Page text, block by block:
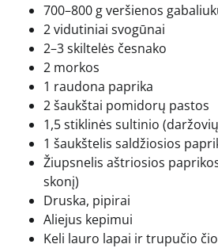
700–800 g veršienos
2 vidutiniai svogūnai
2–3 skiltelės česnako
2 morkos
1 raudona paprika
2 šaukštai pomidorų pastos
1,5 stiklinės sultinio
1 šaukštelis saldžiosios
Žiupsnelis aštriosios
skonį)
Druska, pipirai
Aliejus kepimui
Keli lauro lapai ir trupučio